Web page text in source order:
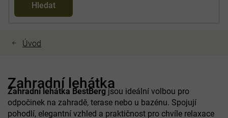
Hledat
Zahradní lehátka
Zahradní lehátka BestBerg jsou ideální volbou pro
odpočinek na zahradě, terase nebo u bazénu. Spojují
pohodlí, elegantní vzhled a praktičnost pro chvíle relaxace